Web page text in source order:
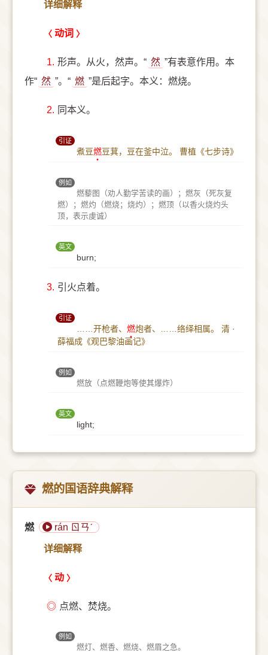
详细解释
动词
1. 形声。从火，然声。“ 然 ”有表意作用。本
作“ 然 ”。“ 燃 ”是后起字。本义：燃烧。
2. 同本义。
引证
煮豆燃豆萁，豆在釜中泣。 曹植《七步诗》
例如
燃藜图（劝人勤学苦读的画）；燃灰（死灰复
燃）；燃灼（燃烧；烧灼）；燃顶（以香火烧灼头
顶，表示虔诚）
英文
burn;
3. 引火点着。
引证
……开枪者、 燃炮者、……络绎相属。 清 ·
薛福成《观巴黎油画记》
例如
燃放（点燃鞭炮等使其爆炸）
英文
light;
燃的国语辞典解释
燃 rán ㄖㄢˊ
详细解释
动
◎ 点燃、焚烧。
例如
燃灯、燃香、燃烧、燃眉之急。